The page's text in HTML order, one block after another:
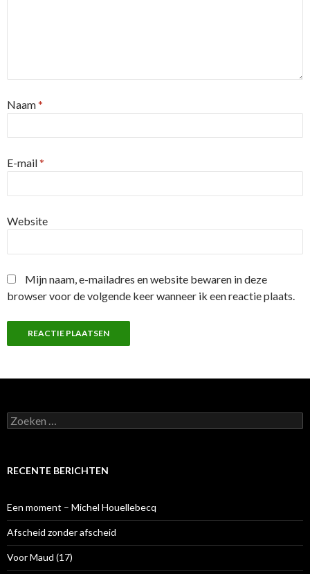
Naam*
E-mail*
Website
Mijn naam, e-mailadres en website bewaren in deze
browser voor de volgende keer wanneer ik een reactie plaats.
Z
o
e
a
a
r
:
RECENTE BERICHTEN
Een moment – Michel Houellebecq
Afscheid zonder afscheid
Voor Maud (17)